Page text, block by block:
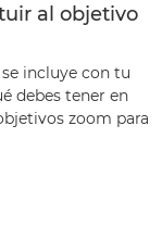
al objetivo
incluye con tu
debes tener en
zoom para